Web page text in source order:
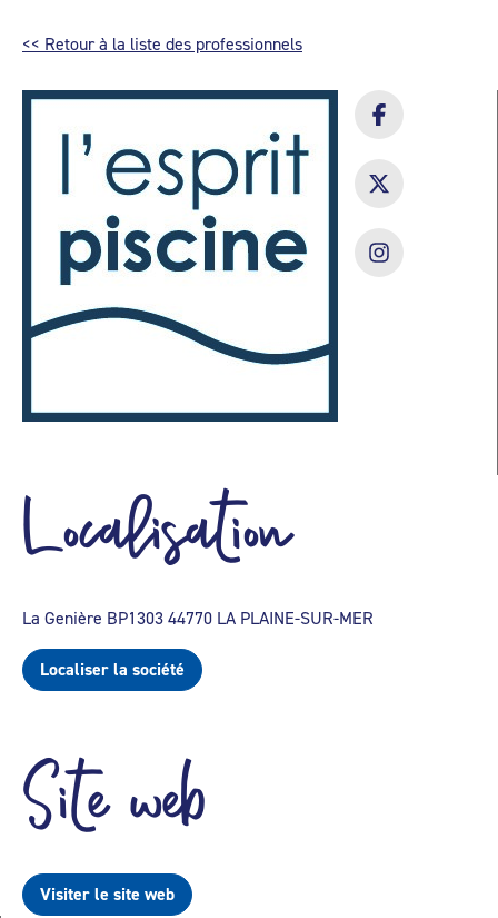
<< Retour à la liste des professionnels
Localisation
La Genière BP1303 44770 LA PLAINE-SUR-MER
Localiser la société
Site web
Visiter le site web